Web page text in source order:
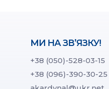
МИ НА ЗВ’ЯЗКУ!
+38 (050)-528-03-15
+38 (096)-390-30-25